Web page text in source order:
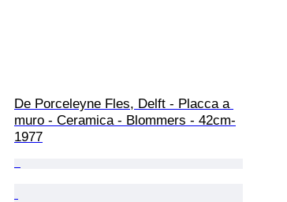
De Porceleyne Fles, Delft - Placca a
muro - Ceramica - Blommers - 42cm-
1977